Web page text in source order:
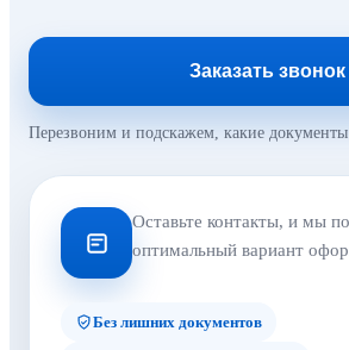
Заказать звонок
Перезвоним и подскажем, какие
Оставьте контакты, и мы
оптимальный вариант
Без лишних документов